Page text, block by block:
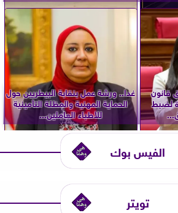
قانون
لضبط
غدا.. ورشة عمل بنقابة البيطريين حول
الحماية المهنية والمظلة التأمينية
للأطباء العاملين...
الفيس بوك
تويتر